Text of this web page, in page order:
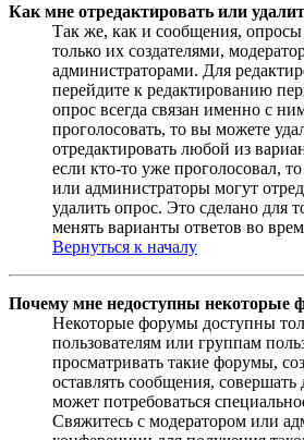
Как мне отредактировать или
Так же, как и сообщения, опросы
только их создателями,
администраторами. Для
перейдите к редактированию
опрос всегда связан именно с
проголосовать, то вы можете
отредактировать любой из
если кто-то уже проголосовал,
или администраторы могут
удалить опрос. Это сделано для
менять варианты ответов во
Вернуться к началу
Почему мне недоступны некоторые
Некоторые форумы доступны
пользователям или группам
просматривать такие форумы,
оставлять сообщения, совершать
может потребоваться
Свяжитесь с модератором или